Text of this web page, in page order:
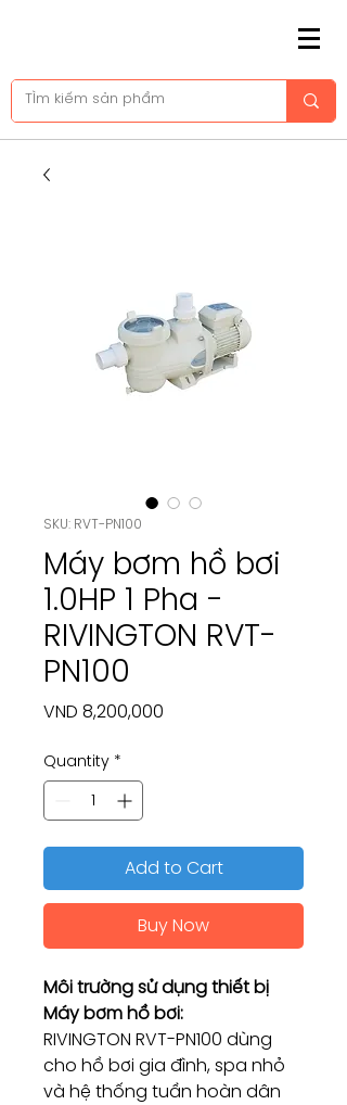
SKU: RVT-PN100
Máy bơm hồ bơi
1.0HP 1 Pha -
RIVINGTON RVT-
PN100
VND 8,200,000
Quantity *
Add to Cart
Buy Now
Môi trường sử dụng thiết bị
Máy bơm hồ bơi:
RIVINGTON RVT-PN100 dùng
cho hồ bơi gia đình, spa nhỏ
và hệ thống tuần hoàn dân